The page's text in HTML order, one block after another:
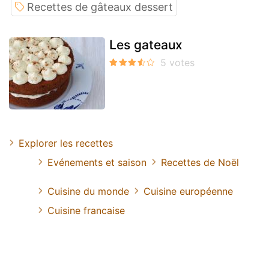
Recettes de gâteaux dessert
Les gateaux
Explorer les recettes
Evénements et saison
Recettes de Noël
Cuisine du monde
Cuisine européenne
Cuisine francaise